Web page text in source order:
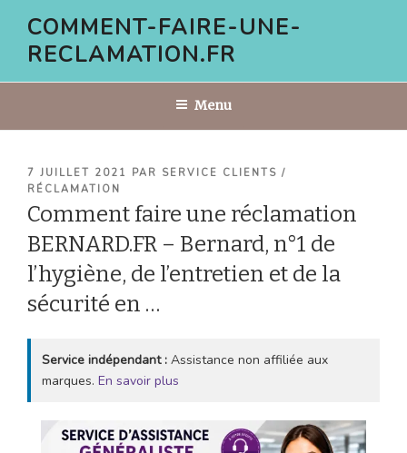
contenu
COMMENT-FAIRE-UNE-
RECLAMATION.FR
Menu
PUBLIÉ
LE
7 JUILLET 2021 PAR SERVICE CLIENTS /
RÉCLAMATION
Comment faire une réclamation
BERNARD.FR – Bernard, n°1 de
l’hygiène, de l’entretien et de la
sécurité en …
Service indépendant : Assistance non affiliée aux
marques. En savoir plus